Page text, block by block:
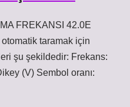
FREKANSI 42.0E
taramak için
şu şekildedir: Frekans:
(V) Sembol oranı: